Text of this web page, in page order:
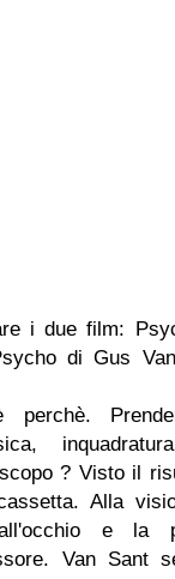
i due film:
di Gus
? Visto il
Alla
e la
Van Sant